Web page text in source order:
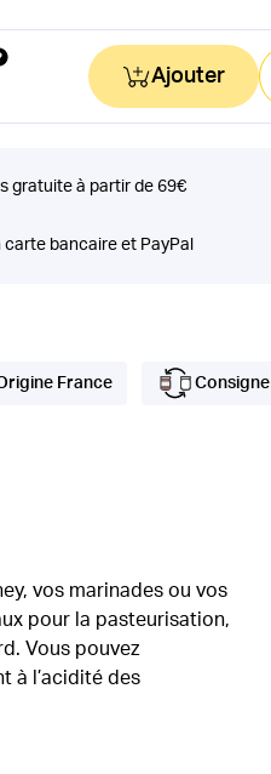
Ajouter
gratuite à partir de 69€
bancaire et PayPal
France Consigne
vos marinades ou vos
pour la pasteurisation,
Vous pouvez
à l’acidité des